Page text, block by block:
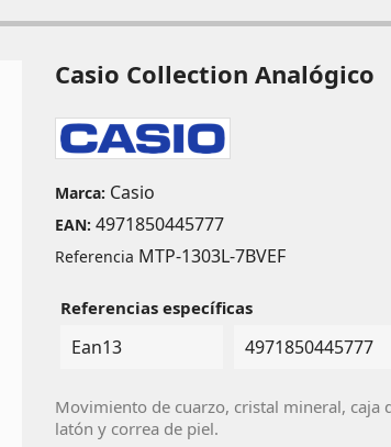
Casio Collection Analógico
Marca: Casio
EAN: 4971850445777
Referencia MTP-1303L-7BVEF
Referencias específicas
Ean13 4971850445777
Movimiento de cuarzo, cristal mineral, caja
latón y correa de piel.